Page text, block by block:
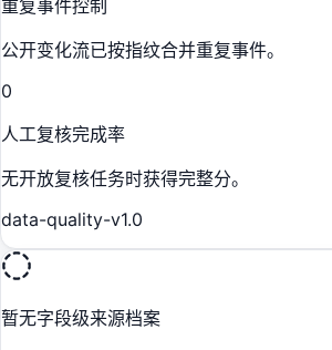
重复事件控制
公开变化流已按指纹合并重复事件。
0
人工复核完成率
无开放复核任务时获得完整分。
data-quality-v1.0
暂无字段级来源档案